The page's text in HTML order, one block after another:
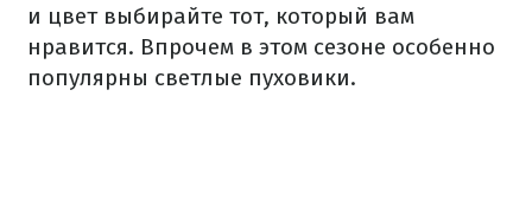
и цвет выбирайте тот, который вам
нравится. Впрочем в этом сезоне особенно
популярны светлые пуховики.